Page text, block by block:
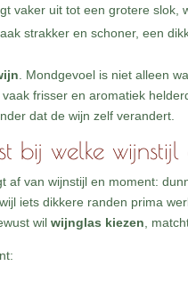
vaker uit tot een grotere slok,
strakker en schoner, een
. Mondgevoel is niet alleen
frisser en aromatiek
dat de wijn zelf verandert.
bij welke
af van wijnstijl en moment:
iets dikkere randen prima
wilwijnglas kiezen ,